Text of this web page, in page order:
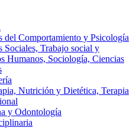
del Comportamiento y Psicología
Sociales, Trabajo social y
Humanos, Sociología, Ciencias
Nutrición y Dietética, Terapia
y Odontología